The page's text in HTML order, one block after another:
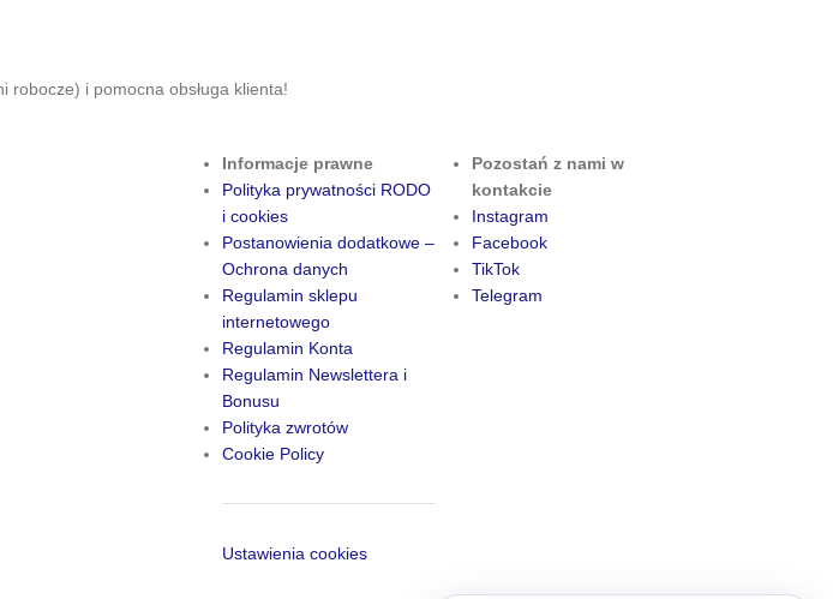
robocze) i pomocna obsługa klienta!
Informacje prawne
Polityka prywatności RODO
i cookies
Postanowienia dodatkowe –
Ochrona danych
Regulamin sklepu
internetowego
Regulamin Konta
Regulamin Newslettera i
Bonusu
Polityka zwrotów
Cookie Policy
Ustawienia cookies
Pozostań z nami w
kontakcie
Instagram
Facebook
TikTok
Telegram